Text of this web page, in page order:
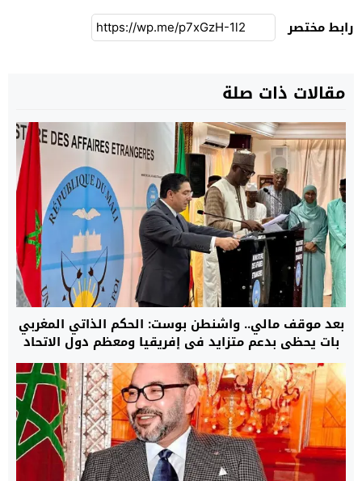
رابط مختصر
مقالات ذات صلة
بعد موقف مالي.. واشنطن بوست: الحكم الذاتي المغربي
بات يحظى بدعم متزايد في إفريقيا ومعظم دول الاتحاد
الأوروبي